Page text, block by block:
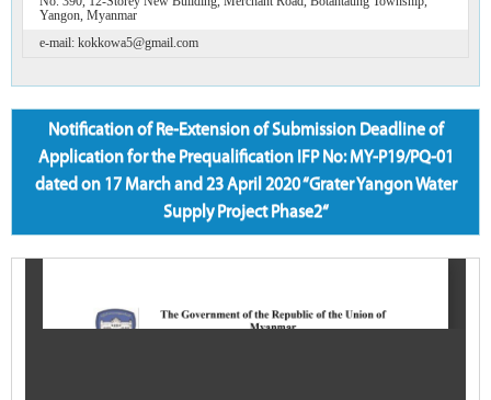
Yangon, Myanmar
e-mail: kokkowa5@gmail.com
Notification of Re-Extension of Submission Deadline of
Application for the Prequalification IFP No: MY-P19/PQ-01
dated on 17 March and 23 April 2020 “Grater Yangon Water
Supply Project Phase2“